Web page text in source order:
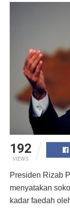
192
VIEWS
Presiden Rizab
menyatakan
kadar faedah